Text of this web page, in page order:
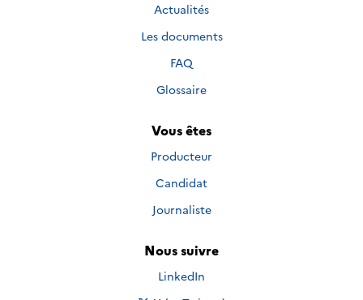
Actualités
Les documents
FAQ
Glossaire
Vous êtes
Producteur
Candidat
Journaliste
Nous suivre
Nous suivre sur
LinkedIn